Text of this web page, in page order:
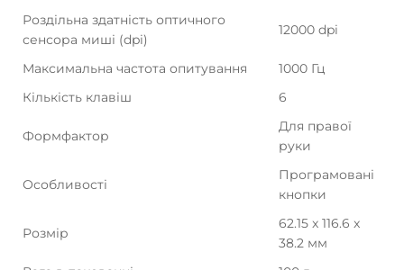
Роздільна здатність оптичного
сенсора миші (dpi)
12000 dpi
Максимальна частота опитування
1000 Гц
Кількість клавіш
6
Формфактор
Для правої
руки
Особливості
Програмовані
кнопки
Розмір
62.15 x 116.6 x
38.2 мм